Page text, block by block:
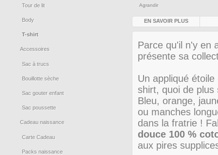
Tour de lit
Body
T-shirt
Accessoires
Sac à trucs
Bouillotte sèche
Sac gouter enfant
Sac poussette
Cadeau naissance
Carte Cadeau
Packs naissance
Agrandir
EN SAVOIR PLUS
Parce qu'il n'y en
présente sa
Un appliqué
shirt, quoi de
Bleu, orange,
ou manches
dans la fratrie !
douce 100 %
aux pires